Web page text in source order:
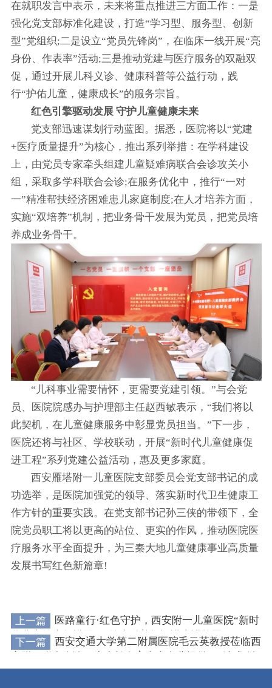
在就职发言中表示，未来将重点推进三方面工作：一是
强化党支部标准化建设，打造“学习型、服务型、创新
型”党组织;二是设立“党员先锋岗”，在临床一线开展“亮
身份、作表率”活动;三是推动党建与医疗服务的双融双
促，通过开展儿科义诊、健康科普等公益行动，践
行“护佑儿童，健康成长”的服务宗旨。
红色引擎驱动发展 守护儿童健康未来
党支部迅速谋划行动蓝图。据悉，医院将以“党建
+医疗质量提升”为核心，推出系列举措：在学科建设
上，由党员专家牵头组建儿童疑难病联合会诊攻关小
组，采取多学科联合会诊;在服务优化中，推行“一对
一”精准帮扶经济困难患儿家庭制度;在人才培养方面，
实施“双培养”机制，把业务骨干发展为党员，把党员培
养成业务骨干。
“儿科事业需要情怀，更需要党建引领。”与会党
员、医院院感办与护理部主任赵西敏表示，“我们将以
此契机，在儿童健康服务中彰显党员担当。”下一步，
医院还将与社区、学校联动，开展“新时代儿童健康促
进工程”系列党建公益活动，惠及更多家庭。
西安雁塔附一儿童医院支部委员会党支部书记的成
功选举，是医院加强党的领导、落实新时代卫生健康工
作方针的重要实践。在党支部书记孙三侠的带领下，全
院党员职工将以更高的站位、更实的作风，推动医院医
疗服务水平全面提升，为三秦大地儿童健康事业高质量
发展书写红色新篇章!
上一篇
医路童行·红色守护，西安附一儿童医院“新时
代儿童健康促进工程”健康科普知识讲座进校园
下一篇
西安交通大学第二附属医院毛云英教授莅临西
疗服务!